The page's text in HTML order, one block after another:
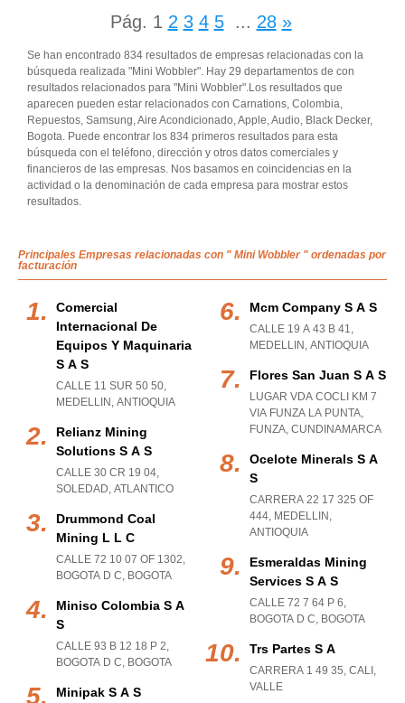
Pág. 1 2 3 4 5 ... 28 »
Se han encontrado 834 resultados de empresas relacionadas con la
búsqueda realizada "Mini Wobbler". Hay 29 departamentos de con
resultados relacionados para "Mini Wobbler".Los resultados que
aparecen pueden estar relacionados con Carnations, Colombia,
Repuestos, Samsung, Aire Acondicionado, Apple, Audio, Black Decker,
Bogota. Puede encontrar los 834 primeros resultados para esta
búsqueda con el teléfono, dirección y otros datos comerciales y
financieros de las empresas. Nos basamos en coincidencias en la
actividad o la denominación de cada empresa para mostrar estos
resultados.
Principales Empresas relacionadas con " Mini Wobbler " ordenadas por
facturación
Comercial
Internacional De
Equipos Y Maquinaria
S A S
CALLE 11 SUR 50 50,
MEDELLIN , ANTIOQUIA
Relianz Mining
Solutions S A S
CALLE 30 CR 19 04,
SOLEDAD, ATLANTICO
Drummond Coal
Mining L L C
CALLE 72 10 07 OF 1302,
BOGOTA D C, BOGOTA
Miniso Colombia S A
S
CALLE 93 B 12 18 P 2,
BOGOTA D C, BOGOTA
Minipak S A S
Mcm Company S A S
CALLE 19 A 43 B 41,
MEDELLIN , ANTIOQUIA
Flores San Juan S A S
LUGAR VDA COCLI KM 7
VIA FUNZA LA PUNTA,
FUNZA, CUNDINAMARCA
Ocelote Minerals S A
S
CARRERA 22 17 325 OF
444, MEDELLIN ,
ANTIOQUIA
Esmeraldas Mining
Services S A S
CALLE 72 7 64 P 6,
BOGOTA D C, BOGOTA
Trs Partes S A
CARRERA 1 49 35, CALI ,
VALLE